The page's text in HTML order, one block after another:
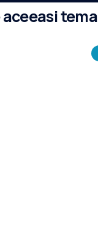
tema